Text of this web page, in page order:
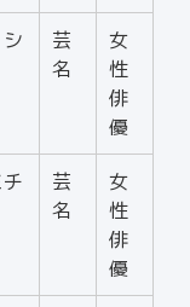
芸
名
女
性
俳
優
芸
名
女
性
俳
優